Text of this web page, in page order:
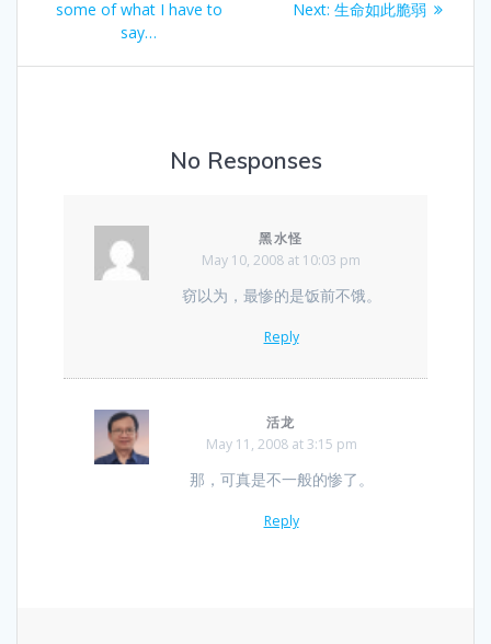
navigation
post:
some of what I have to
say…
Next: Next
生命如此脆弱
No Responses
黑水怪
May 10, 2008 at 10:03 pm
窃以为，最惨的是饭前不饿。
Reply
活龙
May 11, 2008 at 3:15 pm
那，可真是不一般的惨了。
Reply